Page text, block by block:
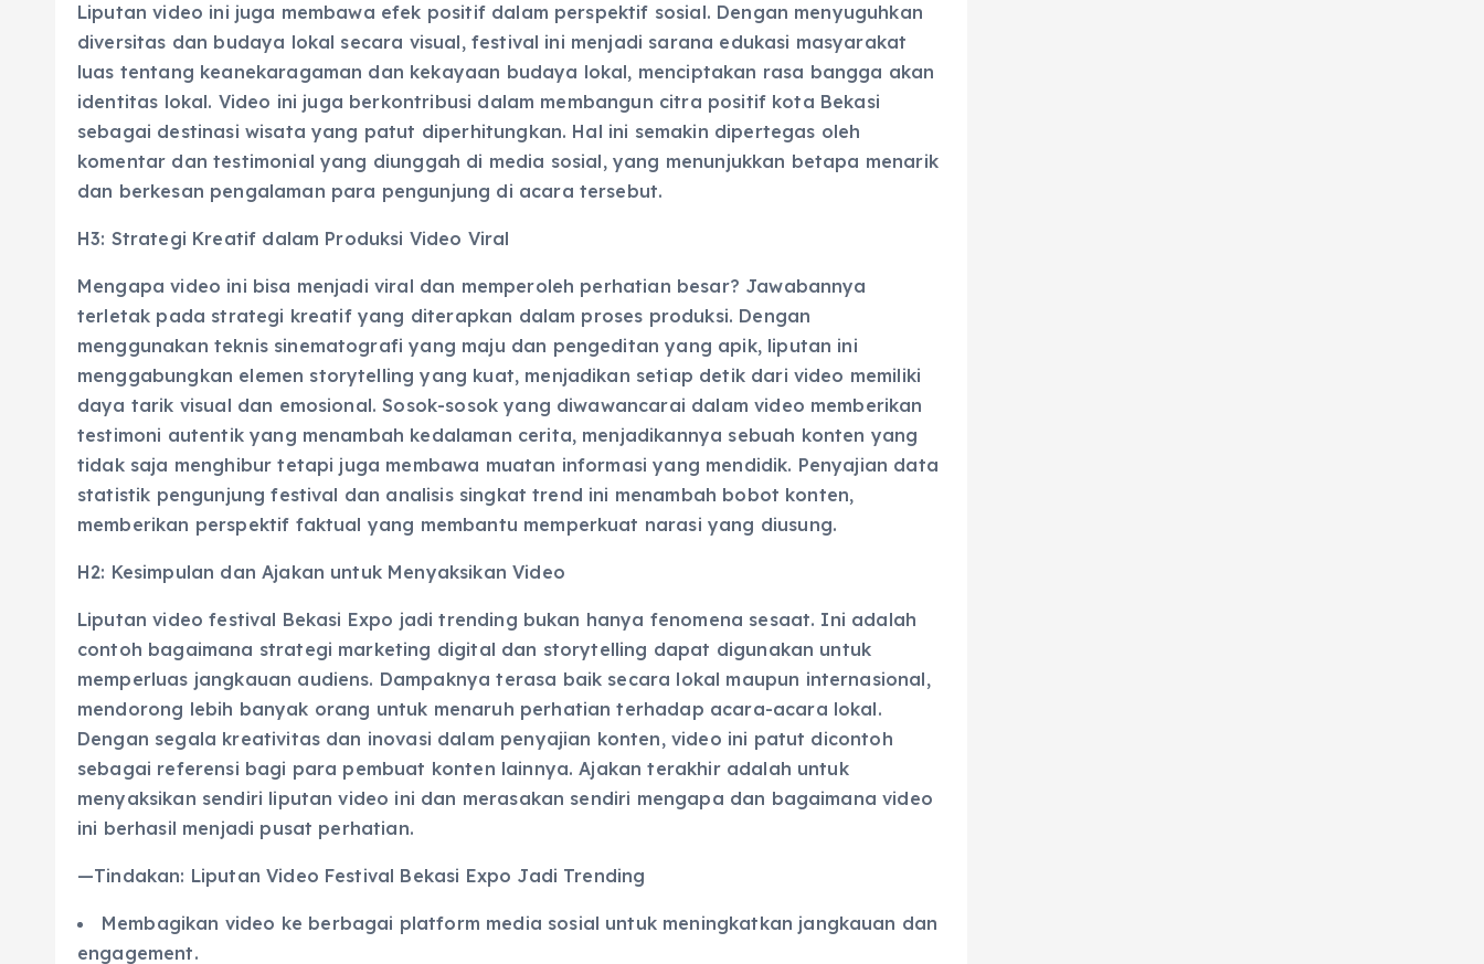
Liputan video ini juga membawa efek positif dalam perspektif sosial. Dengan menyuguhkan
diversitas dan budaya lokal secara visual, festival ini menjadi sarana edukasi masyarakat
luas tentang keanekaragaman dan kekayaan budaya lokal, menciptakan rasa bangga akan
identitas lokal. Video ini juga berkontribusi dalam membangun citra positif kota Bekasi
sebagai destinasi wisata yang patut diperhitungkan. Hal ini semakin dipertegas oleh
komentar dan testimonial yang diunggah di media sosial, yang menunjukkan betapa menarik
dan berkesan pengalaman para pengunjung di acara tersebut.
H3: Strategi Kreatif dalam Produksi Video Viral
Mengapa video ini bisa menjadi viral dan memperoleh perhatian besar? Jawabannya
terletak pada strategi kreatif yang diterapkan dalam proses produksi. Dengan
menggunakan teknis sinematografi yang maju dan pengeditan yang apik, liputan ini
menggabungkan elemen storytelling yang kuat, menjadikan setiap detik dari video memiliki
daya tarik visual dan emosional. Sosok-sosok yang diwawancarai dalam video memberikan
testimoni autentik yang menambah kedalaman cerita, menjadikannya sebuah konten yang
tidak saja menghibur tetapi juga membawa muatan informasi yang mendidik. Penyajian data
statistik pengunjung festival dan analisis singkat trend ini menambah bobot konten,
memberikan perspektif faktual yang membantu memperkuat narasi yang diusung.
H2: Kesimpulan dan Ajakan untuk Menyaksikan Video
Liputan video festival Bekasi Expo jadi trending bukan hanya fenomena sesaat. Ini adalah
contoh bagaimana strategi marketing digital dan storytelling dapat digunakan untuk
memperluas jangkauan audiens. Dampaknya terasa baik secara lokal maupun internasional,
mendorong lebih banyak orang untuk menaruh perhatian terhadap acara-acara lokal.
Dengan segala kreativitas dan inovasi dalam penyajian konten, video ini patut dicontoh
sebagai referensi bagi para pembuat konten lainnya. Ajakan terakhir adalah untuk
menyaksikan sendiri liputan video ini dan merasakan sendiri mengapa dan bagaimana video
ini berhasil menjadi pusat perhatian.
—Tindakan: Liputan Video Festival Bekasi Expo Jadi Trending
Membagikan video ke berbagai platform media sosial untuk meningkatkan jangkauan dan
engagement.